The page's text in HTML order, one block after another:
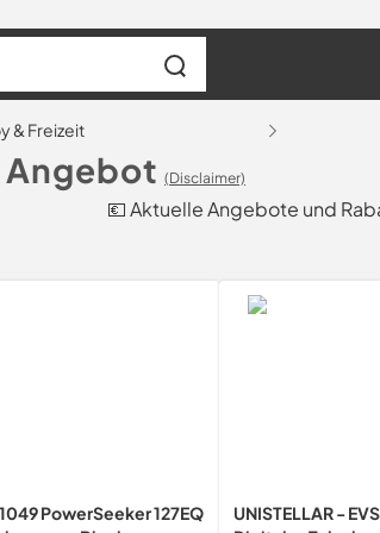
& Freizeit
Angebot (Disclaimer)
💶 Aktuelle Angebote und
PowerSeeker 127EQ
UNISTELLAR -